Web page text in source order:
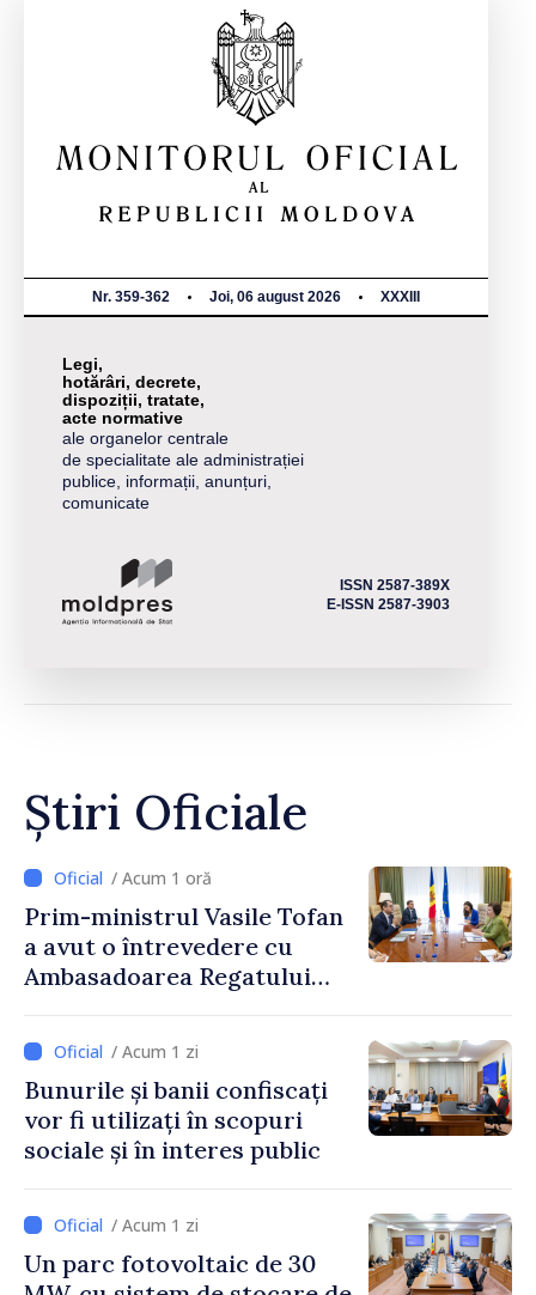
Nr. 359-362 Joi, 06 august 2026 XXXIII
Legi,
hotărâri, decrete,
dispoziții, tratate,
acte normative
ale organelor centrale
de specialitate ale administrației
publice, informații, anunțuri,
comunicate
ISSN 2587-389X
E-ISSN 2587-3903
Știri Oficiale
/ Acum 1 oră
Prim-ministrul Vasile Tofan
a avut o întrevedere cu
Ambasadoarea Regatului
Irlandei de Nord, Fern
Horine / Acum 1 zi
Bunurile și banii confiscați
vor fi utilizați în scopuri
sociale și în interes public
/ Acum 1 zi
Un parc fotovoltaic de 30